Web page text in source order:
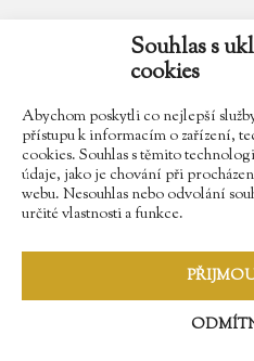
Souhlas s
cookies
Abychom poskytli co nejlepší
přístupu k informacím o zařízení,
cookies. Souhlas s těmito
údaje, jako je chování při
webu. Nesouhlas nebo odvolání
určité vlastnosti a funkce.
602 354 467
Najdete nás na
Sledujte náš Instagram